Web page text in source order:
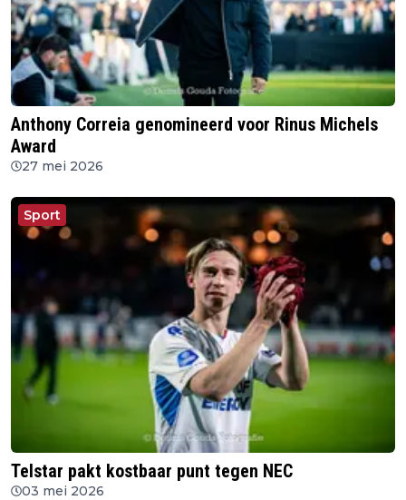
Anthony Correia genomineerd voor Rinus Michels
Award
27 mei 2026
Sport
Telstar pakt kostbaar punt tegen NEC
03 mei 2026